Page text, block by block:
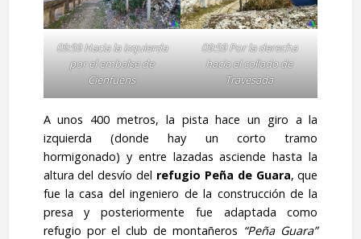
09:59 Hacia la izquierda
por el embalse de
Cienfuens
09:59 Por la derecha
hacia el collado de
Travesada
A unos 400 metros, la pista hace un giro a la
izquierda (donde hay un corto tramo
hormigonado) y entre lazadas asciende hasta la
altura del desvío del refugio Peña de Guara, que
fue la casa del ingeniero de la construcción de la
presa y posteriormente fue adaptada como
refugio por el club de montañeros “Peña Guara”